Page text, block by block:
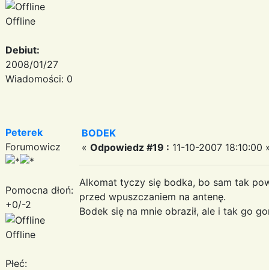
Offline
Debiut:
2008/01/27
Wiadomości: 0
Peterek
Forumowicz
Pomocna dłoń:
+0/-2
Offline
Płeć:
BODEK
« Odpowiedz #19 : 11-10-2007 18:10:00
Alkomat tyczy się bodka, bo sam tak
przed wpuszczaniem na antenę.
Bodek się na mnie obraził, ale i tak go